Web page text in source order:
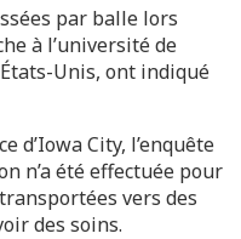
par balle lors
à l’université de
Unis, ont indiqué
d’Iowa City, l’enquête
n’a été effectuée pour
vers des
des soins.